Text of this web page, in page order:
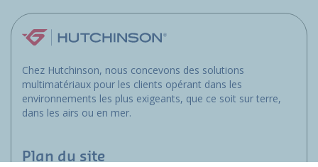
Chez Hutchinson, nous concevons des solutions
multimatériaux pour les clients opérant dans les
environnements les plus exigeants, que ce soit sur terre,
dans les airs ou en mer.
Plan du site